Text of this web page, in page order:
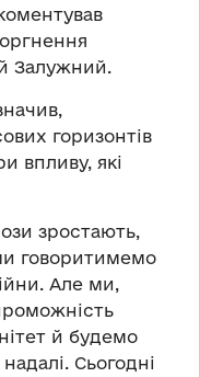
Залужний.
горизонтів
впливу, які
зростають,
говоритимемо
Але ми,
й будемо
Сьогодні